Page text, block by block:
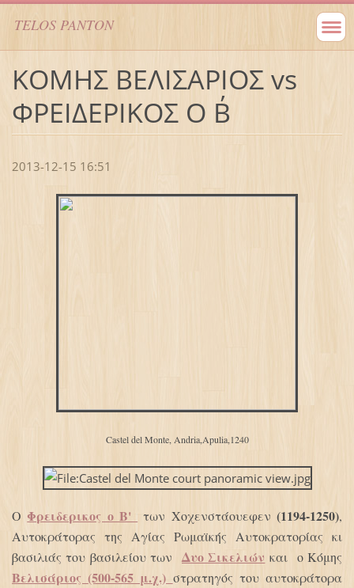
TELOS PANTON
ΚΟΜΗΣ ΒΕΛΙΣΑΡΙΟΣ vs
ΦΡΕΙΔΕΡΙΚΟΣ Ο Β΄
2013-12-15 16:51
Castel del Monte, Andria,Apulia,1240
ΟΦρειδερικος ο Β' των Χοχενστάουεφεν(1194-1250),
Αυτοκράτορας της Αγίας Ρωμαϊκής Αυτοκρατορίας κι
βασιλιάς του βασιλείου των Δυο Σικελιών και ο Κόμης
Βελισάριος (500-565 μ.χ.) στρατηγός του αυτοκράτορα